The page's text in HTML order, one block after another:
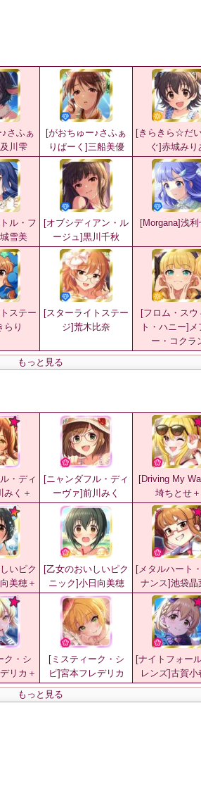
さふぁ
川雫
[がおちゅー♪さふぁ
りぱーく]三船美優
[きらきら☆だ
ぐ]赤城みり
ル・フ
雪美
[オブシディアン・ル
ージュ]黒川千秋
[Morgana]浅利
ステー
らり
[スターライトステー
ジ]荒木比奈
[フロム・スウ
ト・ハニー]メ
ー・コクラ
もっと見る
・ディ
みく＋
[ニャンダフル・ディ
ーヴァ]前川みく
[Driving My
埼ちとせ＋
いピク
美穂＋
[乙女のおいしいピク
ニック]小日向美穂
[メタルハート
ナンス]池袋晶
ク・シ
リカ＋
[ミスティーク・シ
ピ]宮本フレデリカ
[ナイトフォー
レンズ]古賀小
もっと見る